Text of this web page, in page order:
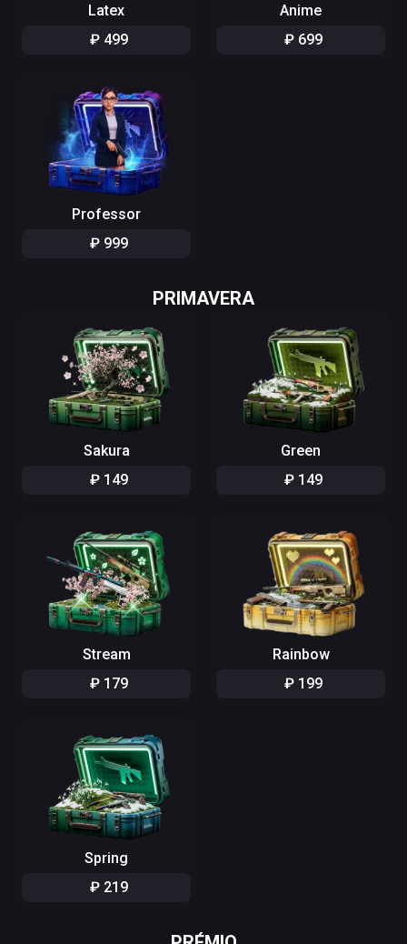
Latex
₽ 499
Anime
₽ 699
Professor
₽ 999
PRIMAVERA
Sakura
₽ 149
Green
₽ 149
Stream
₽ 179
Rainbow
₽ 199
Spring
₽ 219